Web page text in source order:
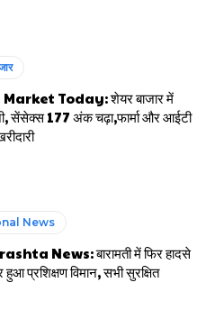
Today: शेयर बाजार में
सेंसेक्स 177 अंक चढ़ा,फार्मा और आईटी
News
News: बारामती में फिर हादसे
हुआ प्रशिक्षण विमान, सभी सुरक्षित